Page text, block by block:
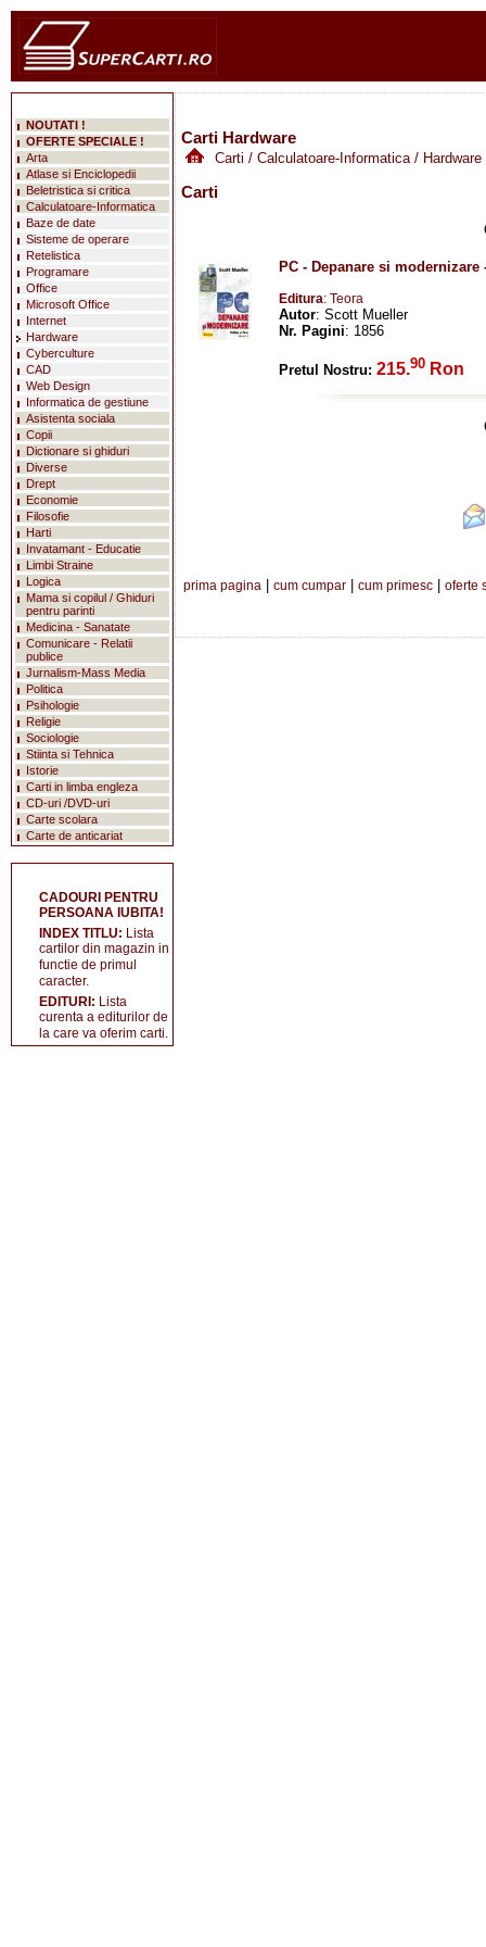
Carti Hardware
Carti / Calculatoare-Informatica/ Hardware
Carti
PC - Depanare si modernizare
Editura: Teora
Autor: Scott Mueller
Nr. Pagini: 1856
Pretul Nostru: 215.90 Ron
prima pagina cum cumpar cum primesc oferte
NOUTATI !
OFERTE SPECIALE !
Arta
Atlase si Enciclopedii
Beletristica si critica
Calculatoare-Informatica
Baze de date
Sisteme de operare
Retelistica
Programare
Office
Microsoft Office
Internet
Hardware
Cyberculture
CAD
Web Design
Informatica de gestiune
Asistenta sociala
Copii
Dictionare si ghiduri
Diverse
Drept
Economie
Filosofie
Harti
Invatamant - Educatie
Limbi Straine
Logica
Mama si copilul / Ghiduri
pentru parinti
Medicina - Sanatate
Comunicare - Relatii
publice
Jurnalism-Mass Media
Politica
Psihologie
Religie
Sociologie
Stiinta si Tehnica
Istorie
Carti in limba engleza
CD-uri /DVD-uri
Carte scolara
Carte de anticariat
CADOURI PENTRU
PERSOANA IUBITA!
INDEX TITLU: Lista
cartilor din magazin in
functie de primul
caracter.
EDITURI: Lista
curenta a editurilor de
la care va oferim carti.